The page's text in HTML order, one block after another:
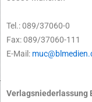
Tel.: 089/37060-0
Fax: 089/37060-111
E-Mail:
Verlagsniederlassung